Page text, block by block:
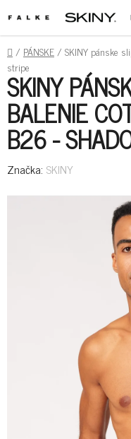
NA
OBSAH
DOMOV
/ PÁNSKE/ SKINY pánske
stripe
SKINY
BALENIE
B26 -
Značka: SKINY